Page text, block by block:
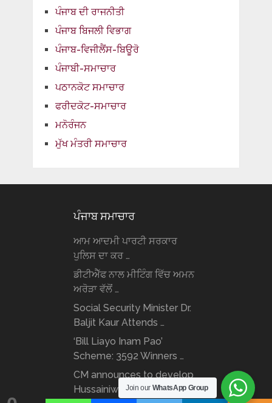
ਪੰਜਾਬ ਦੀ ਰਾਜਨੀਤੀ
ਪੰਜਾਬ ਬਿਜਲੀ ਵਿਭਾਗ
ਪੰਜਾਬ-ਵਿਜੀਲੈਂਸ-ਬਿਊਰੋ
ਪੰਜਾਬੀ-ਸਮਾਚਾਰ
ਪਠਾਨਕੋਟ ਸਮਾਚਾਰ
ਫਰੀਦਕੋਟ-ਸਮਾਚਾਰ
ਮਨੋਰੰਜਨ
ਮੁੱਖ ਮੰਤਰੀ ਸਮਾਚਾਰ
ਪੰਜਾਬ ਸਮਾਚਾਰ
ਆਮ ਆਦਮੀ ਪਾਰਟੀ ਸਰਕਾਰ
ਪੁਲਿਸ ਦਾ ਕਰ …
ਡੀਟੀਐੱਫ ਨਾਲ ਮੀਟਿੰਗ ਵਿੱਚ ਅਮਨ
ਅਰੋੜਾ ਵੱਲੋਂ …
Social Security Minister Dr.
Baljit Kaur Attends …
‘Bill Liayo Inam Pao’
Scheme: 3592 Winners …
CM announces to develop
Hussainiwala border as …
Join our WhatsApp Group